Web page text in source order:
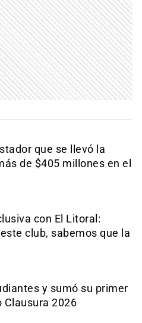
que se llevó la
de $405 millones en el
con El Litoral:
club, sabemos que la
y sumó su primer
Clausura 2026